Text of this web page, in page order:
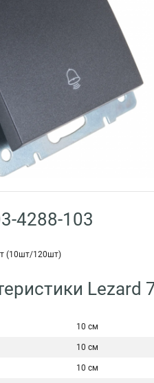
4288-103
(10шт/120шт)
Lezard
10 см
10 см
10 см